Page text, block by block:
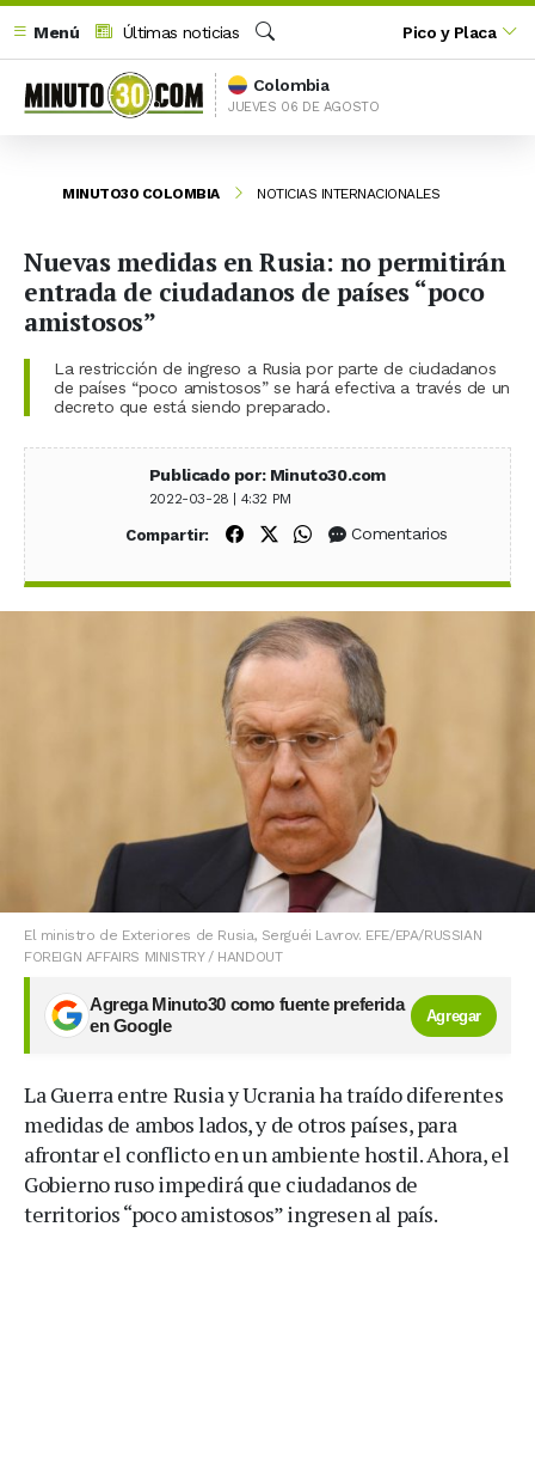
Menú
Últimas noticias
Buscar
Pico y Placa
Colombia
JUEVES 06 DE AGOSTO
MINUTO30 COLOMBIA NOTICIAS INTERNACIONALES
Nuevas medidas en Rusia: no permitirán
entrada de ciudadanos de países “poco
amistosos”
La restricción de ingreso a Rusia por parte de ciudadanos
de países “poco amistosos” se hará efectiva a través de un
decreto que está siendo preparado.
Publicado por: Minuto30.com
2022-03-28 | 4:32 PM
Compartir: Compartir en Facebook
Compartir en X (Twitter)
Compartir en WhatsApp
Comentarios
El ministro de Exteriores de Rusia, Serguéi Lavrov. EFE/EPA/RUSSIAN
FOREIGN AFFAIRS MINISTRY / HANDOUT
Agrega Minuto30 como fuente preferida
en Google
Agregar
La Guerra entre Rusia y Ucrania ha traído diferentes
medidas de ambos lados, y de otros países, para
afrontar el conflicto en un ambiente hostil. Ahora, el
Gobierno ruso impedirá que ciudadanos de
territorios “poco amistosos” ingresen al país.